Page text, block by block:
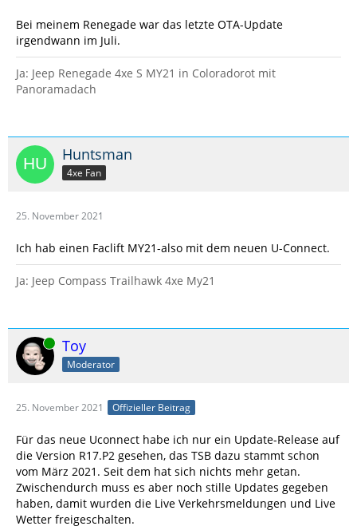
Bei meinem Renegade war das letzte OTA-Update
irgendwann im Juli.
Ja: Jeep Renegade 4xe S MY21 in Coloradorot mit
Panoramadach
Huntsman
4xe Fan
25. November 2021
Ich hab einen Faclift MY21-also mit dem neuen U-Connect.
Ja: Jeep Compass Trailhawk 4xe My21
Online Toy
Moderator
25. November 2021 Offizieller Beitrag
Für das neue Uconnect habe ich nur ein Update-Release auf
die Version R17.P2 gesehen, das TSB dazu stammt schon
vom März 2021. Seit dem hat sich nichts mehr getan.
Zwischendurch muss es aber noch stille Updates gegeben
haben, damit wurden die Live Verkehrsmeldungen und Live
Wetter freigeschalten.